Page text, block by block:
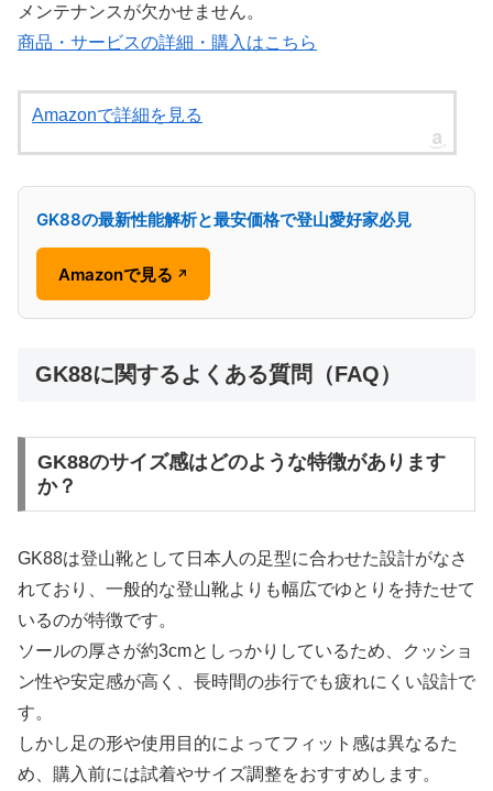
メンテナンスが欠かせません。
商品・サービスの詳細・購入はこちら
Amazonで詳細を見る
GK88の最新性能解析と最安価格で登山愛好家必見
Amazonで見る ↗
GK88に関するよくある質問（FAQ）
GK88のサイズ感はどのような特徴があります
か？
GK88は登山靴として日本人の足型に合わせた設計がなさ
れており、一般的な登山靴よりも幅広でゆとりを持たせて
いるのが特徴です。
ソールの厚さが約3cmとしっかりしているため、クッショ
ン性や安定感が高く、長時間の歩行でも疲れにくい設計で
す。
しかし足の形や使用目的によってフィット感は異なるた
め、購入前には試着やサイズ調整をおすすめします。